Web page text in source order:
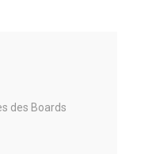
des Boards